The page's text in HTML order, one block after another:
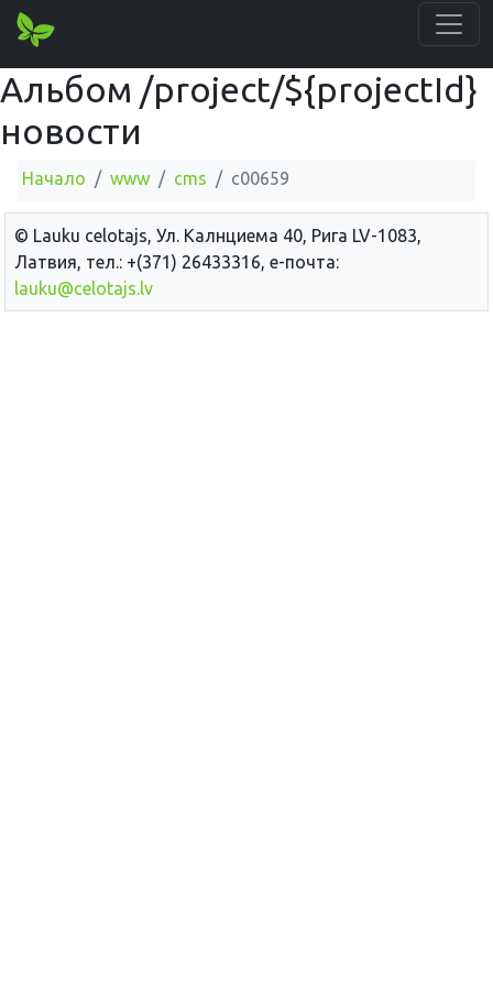
Альбом /project/${projectId}
новости
Начало www cms c00659
© Lauku сelotajs, Ул. Калнциема 40, Рига LV-1083,
Латвия, тел.: +(371) 26433316, е-почта:
lauku@celotajs.lv